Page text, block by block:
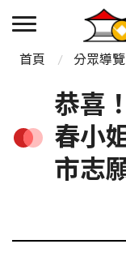
首頁 分眾導覽
恭喜
春小
市志